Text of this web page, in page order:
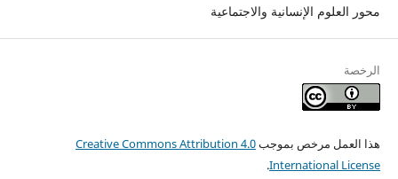
محور العلوم الإنسانية والاجتماعية
الرخصة
هذا العمل مرخص بموجبCreative Commons Attribution 4.0
International License
.